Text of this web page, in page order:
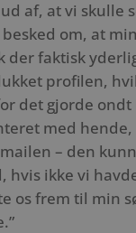
af, at vi skulle
besked om, at
der faktisk
profilen,
det gjorde
med hende,
– den
hvis ikke vi
os frem til min